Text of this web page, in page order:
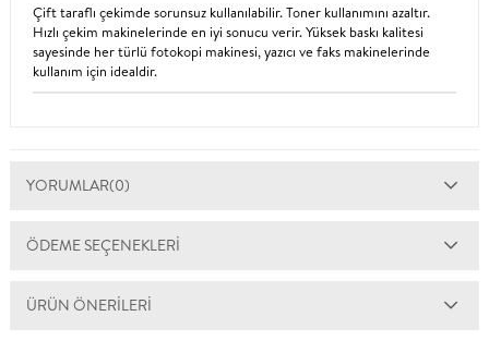
Çift taraflı çekimde sorunsuz kullanılabilir. Toner kullanımını azaltır.
Hızlı çekim makinelerinde en iyi sonucu verir. Yüksek baskı kalitesi
sayesinde her türlü fotokopi makinesi, yazıcı ve faks makinelerinde
kullanım için idealdir.
YORUMLAR(0)
ÖDEME SEÇENEKLERI
ÜRÜN ÖNERILERI